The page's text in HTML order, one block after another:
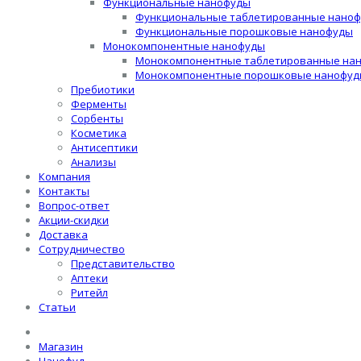
Функциональные таблетированные
Функциональные порошковые нанофуды
Монокомпонентные нанофуды
Монокомпонентные таблетированные
Монокомпонентные порошковые
Пребиотики
Ферменты
Сорбенты
Косметика
Антисептики
Анализы
Компания
Контакты
Вопрос-ответ
Акции-скидки
Доставка
Сотрудничество
Представительство
Аптеки
Ритейл
Статьи
Магазин